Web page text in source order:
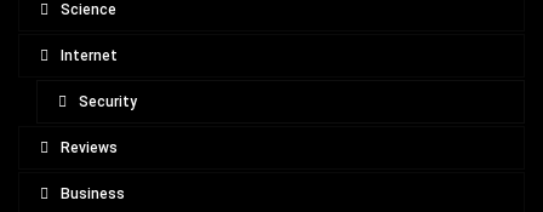
Science
Internet
Security
Reviews
Business